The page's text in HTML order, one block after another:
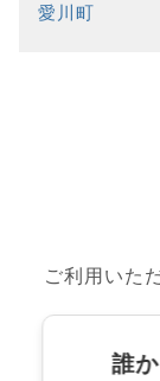
愛川町
ご利用いた
誰